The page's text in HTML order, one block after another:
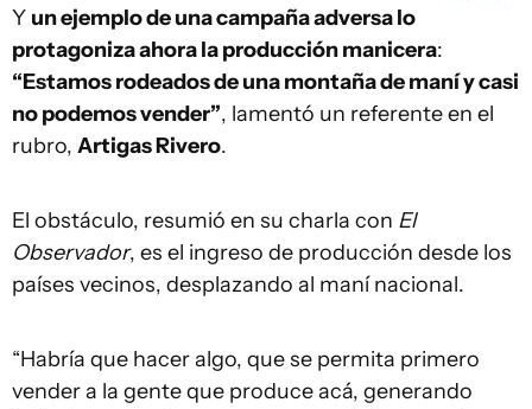
Y un ejemplo de una campaña adversa lo
protagoniza ahora la producción manicera:
“Estamos rodeados de una montaña de maní y casi
no podemos vender”, lamentó un referente en el
rubro, Artigas Rivero.
El obstáculo, resumió en su charla con El
Observador, es el ingreso de producción desde los
países vecinos, desplazando al maní nacional.
“Habría que hacer algo, que se permita primero
vender a la gente que produce acá, generando